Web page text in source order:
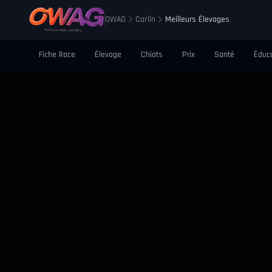
OWAG Carlin Meilleurs Élevages
Fiche Race Élevage Chiots Prix Santé